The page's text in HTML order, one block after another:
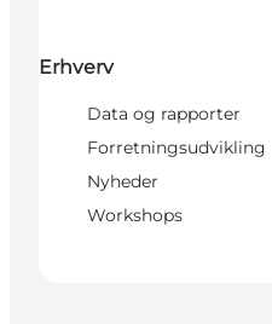
Erhverv
Data og rapporter
Forretningsudvikling
Nyheder
Workshops